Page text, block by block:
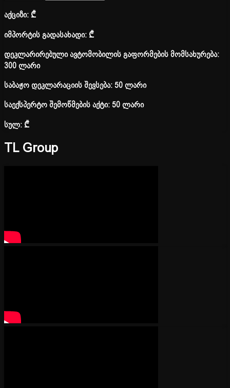
აქციზი:₾
იმპორტის გადასახადი:₾
დეკლარირებული ავტომობილის გაფორმების მომსახურება:
300 ლარი
საბაჟო დეკლარაციის შევსება: 50 ლარი
საექსპერტო შემოწმების აქტი: 50 ლარი
სულ:₾
TL Group